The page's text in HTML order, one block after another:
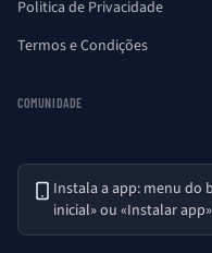
Politica de Privacidade
Termos e Condições
COMUNIDADE
Instala a app: menu do
inicial» ou «Instalar